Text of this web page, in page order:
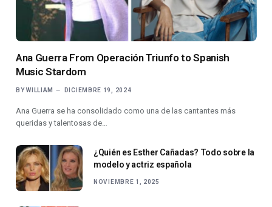
Ana Guerra From Operación Triunfo to Spanish
Music Stardom
BY WILLIAM DICIEMBRE 19, 2024
Ana Guerra se ha consolidado como una de las cantantes más
queridas y talentosas de…
¿Quién es Esther Cañadas? Todo sobre la
modelo y actriz española
NOVIEMBRE 1, 2025